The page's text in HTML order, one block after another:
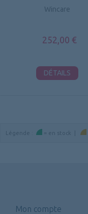
Wincare
252,00 €
DÉTAILS
Légende = en stock
Mon compte